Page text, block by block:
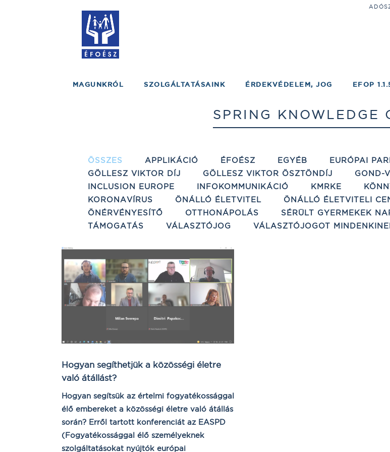
MAGUNKRÓL SZOLGÁLTATÁSAINK ÉRDEKVÉDELEM, JOG EFOP
SPRING KNOWLEDGE
ÖSSZES APPLIKÁCIÓ ÉFOÉSZ EGYÉB
EURÓPAI
GÖLLESZ VIKTOR DÍJ
GÖLLESZ VIKTOR ÖSZTÖNDÍJ GOND-
INCLUSION EUROPE
INFOKOMMUNIKÁCIÓ KMRKE
KORONAVÍRUS
ÖNÁLLÓ ÉLETVITEL ÖNÁLLÓ ÉLETVITELI
ÖNÉRVÉNYESÍTŐ
OTTHONÁPOLÁS SÉRÜLT GYERMEKEK
TÁMOGATÁS
VÁLASZTÓJOG VÁLASZTÓJOGOT
Hogyan segíthetjük a közösségi életre
való átállást?
Hogyan segítsük az értelmi fogyatékossággal
élő embereket a közösségi életre való átállás
során? Erről tartott konferenciát az EASPD
(Fogyatékossággal élő személyeknek
szolgáltatásokat nyújtók európai